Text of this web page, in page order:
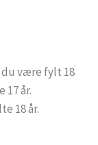
du være fylt 18
år.
18 år.